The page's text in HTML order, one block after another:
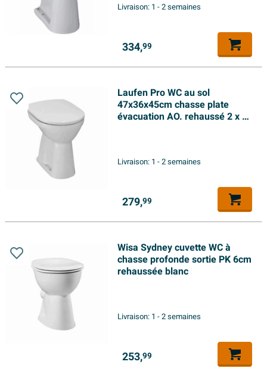
Livraison: 1 - 2 semaines
334,99
Laufen Pro WC au sol
47x36x45cm chasse plate
évacuation AO. rehaussé 2 x 2
Livraison: 1 - 2 semaines
279,99
Wisa Sydney cuvette WC à
chasse profonde sortie PK 6cm
rehaussée blanc
Livraison: 1 - 2 semaines
253,99